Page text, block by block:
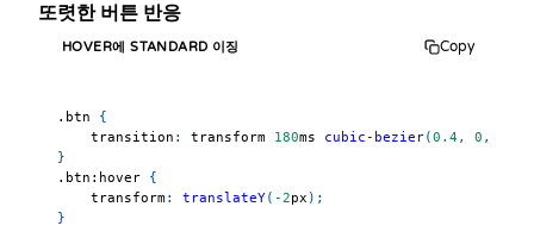
또렷한 버튼 반응
HOVER에 STANDARD 이징 Copy
.btn
{
transition : transform 180ms cubic-bezier(0.4, 0 ,
}
.btn :hover {
transform: translateY( -2px ) ;
}